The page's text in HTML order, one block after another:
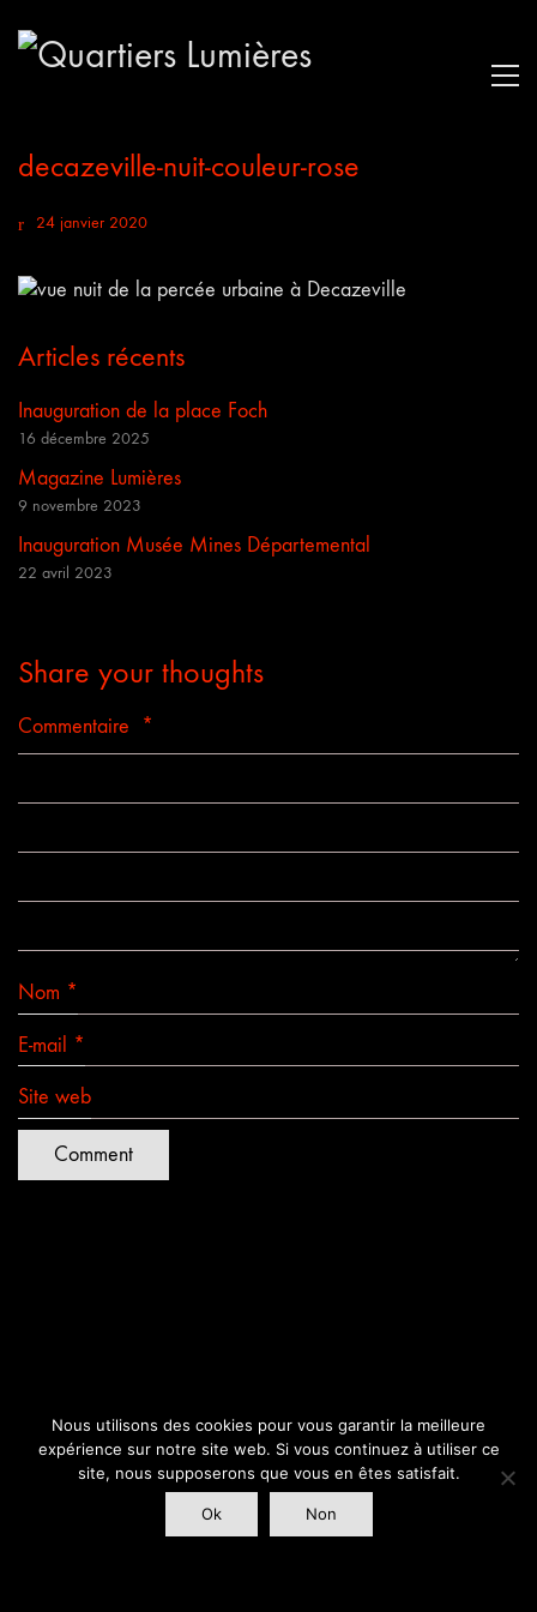
decazeville-nuit-couleur-rose
24 janvier 2020
Articles récents
Inauguration de la place Foch
16 décembre 2025
Magazine Lumières
9 novembre 2023
Inauguration Musée Mines Départemental
22 avril 2023
Share your thoughts
Commentaire *
Nom *
E-mail *
Site web
Nous utilisons des cookies pour vous garantir la meilleure
expérience sur notre site web. Si vous continuez à utiliser ce
site, nous supposerons que vous en êtes satisfait.
Ok Non